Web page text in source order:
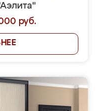
руб.